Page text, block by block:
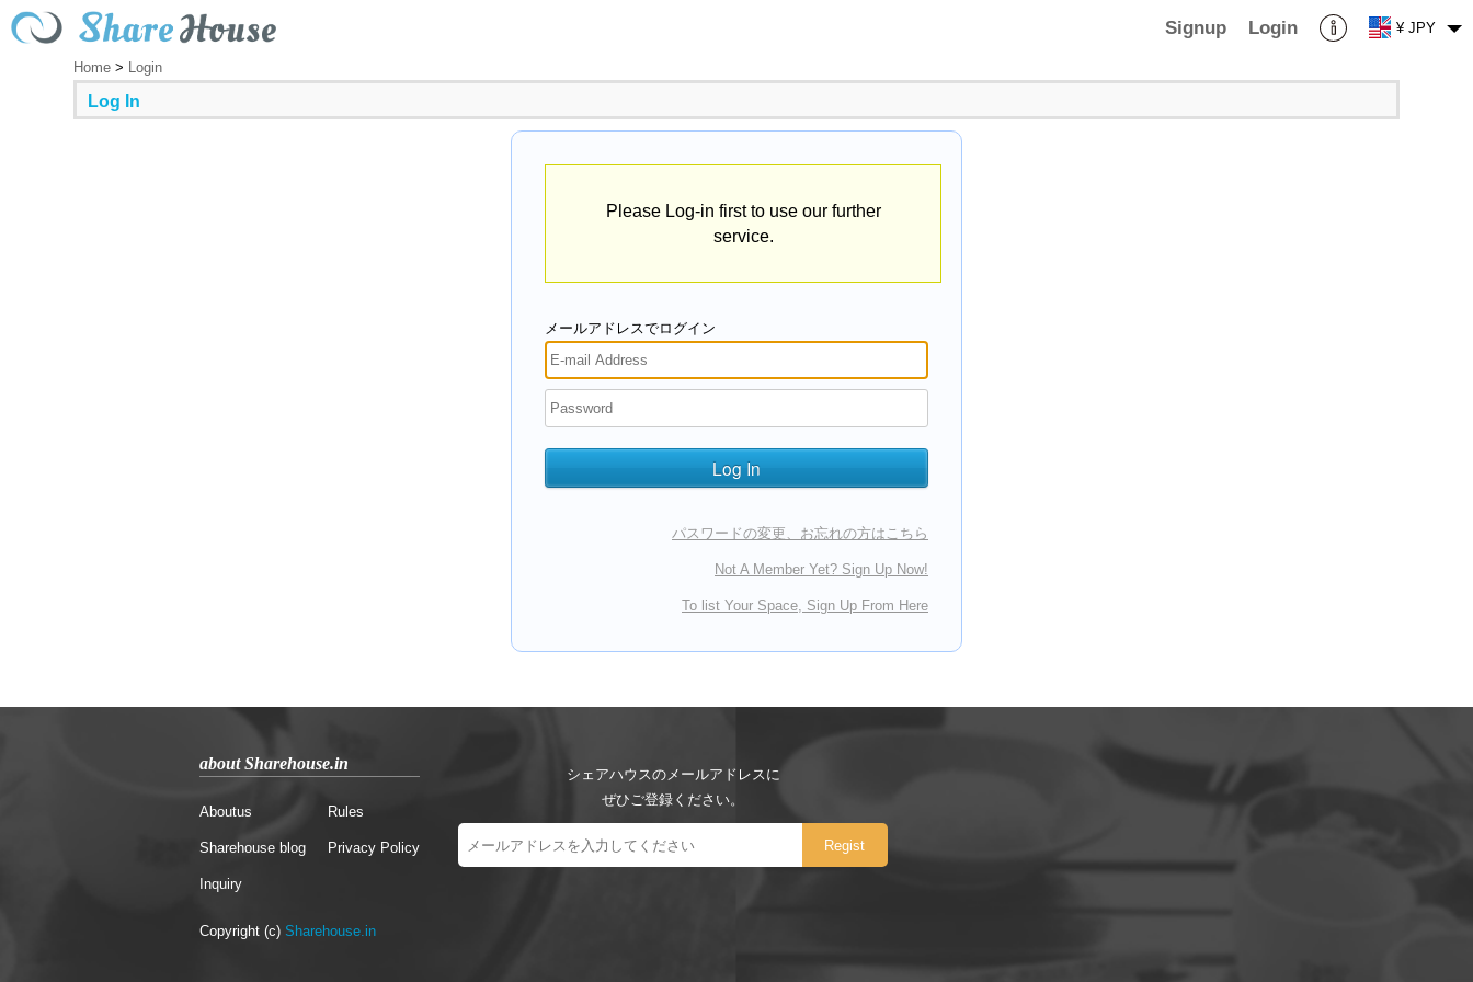
Signup Login ¥ JPY
Home > Login
Log In
Please Log-in first to use our further
service.
メールアドレスでログイン
パスワードの変更、お忘れの方はこちら
Not A Member Yet? Sign Up Now!
To list Your Space, Sign Up From Here
about Sharehouse.in
Aboutus
Sharehouse blog
Inquiry
Rules
Privacy Policy
シェアハウスのメールアドレスに
ぜひご登録ください。
Copyright (c) Sharehouse.in